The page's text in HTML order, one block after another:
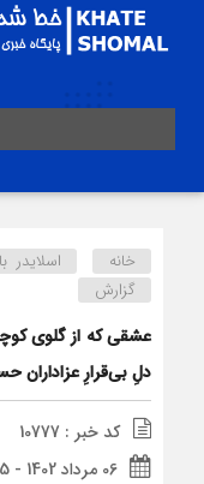
خانه اسلایدر
گزارش
عشقی که از گلوی
دلِ بی‌قرارِ عزاداران
کد خبر : 10777
06 مرداد 1402 - 17:55